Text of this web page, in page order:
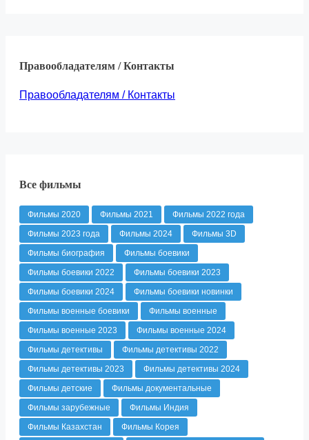
Правообладателям / Контакты
Правообладателям / Контакты
Все фильмы
Фильмы 2020 Фильмы 2021
Фильмы 2022 года
Фильмы 2023 года
Фильмы 2024
Фильмы 3D
Фильмы биография
Фильмы боевики
Фильмы боевики 2022
Фильмы боевики 2023
Фильмы боевики 2024
Фильмы боевики новинки
Фильмы военные боевики
Фильмы военные
Фильмы военные 2023
Фильмы военные 2024
Фильмы детективы
Фильмы детективы 2022
Фильмы детективы 2023
Фильмы детективы 2024
Фильмы детские
Фильмы документальные
Фильмы зарубежные
Фильмы Индия
Фильмы Казахстан
Фильмы Корея